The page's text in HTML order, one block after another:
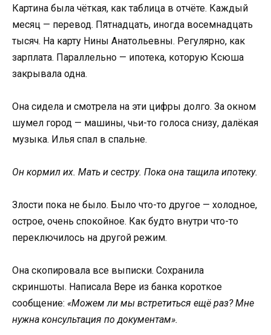
Картина была чёткая, как таблица в отчёте. Каждый
месяц — перевод. Пятнадцать, иногда восемнадцать
тысяч. На карту Нины Анатольевны. Регулярно, как
зарплата. Параллельно — ипотека, которую Ксюша
закрывала одна.
Она сидела и смотрела на эти цифры долго. За окном
шумел город — машины, чьи-то голоса снизу, далёкая
музыка. Илья спал в спальне.
Он кормил их. Мать и сестру. Пока она тащила ипотеку.
Злости пока не было. Было что-то другое — холодное,
острое, очень спокойное. Как будто внутри что-то
переключилось на другой режим.
Она скопировала все выписки. Сохранила
скриншоты. Написала Вере из банка короткое
сообщение: «Можем ли мы встретиться ещё раз? Мне
нужна консультация по документам».